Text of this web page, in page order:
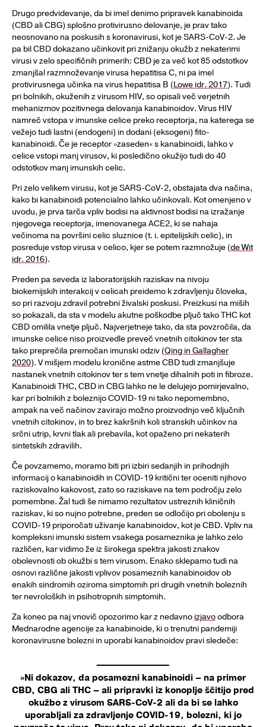
Drugo predvidevanje, da bi imel denimo pripravek kanabinoida
(CBD ali CBG) splošno protivirusno delovanje, je prav tako
neosnovano na poskusih s koronavirusi, kot je SARS-CoV-2. Je
pa bil CBD dokazano učinkovit pri znižanju okužb z nekaterimi
virusi v zelo specifičnih primerih: CBD je za več kot 85 odstotkov
zmanjšal razmnoževanje virusa hepatitisa C, ni pa imel
protivirusnega učinka na virus hepatitisa B (Lowe idr. 2017). Tudi
pri bolnikih, okuženih z virusom HIV, so opisali več verjetnih
mehanizmov pozitivnega delovanja kanabinoidov. Virus HIV
namreč vstopa v imunske celice preko receptorja, na katerega se
vežejo tudi lastni (endogeni) in dodani (eksogeni) fito-
kanabinoidi. Če je receptor »zaseden« s kanabinoidi, lahko v
celice vstopi manj virusov, ki posledično okužijo tudi do 40
odstotkov manj imunskih celic.
Pri zelo velikem virusu, kot je SARS-CoV-2, obstajata dva načina,
kako bi kanabinoidi potencialno lahko učinkovali. Kot omenjeno v
uvodu, je prva tarča vpliv bodisi na aktivnost bodisi na izražanje
njegovega receptorja, imenovanega ACE2, ki se nahaja
večinoma na površini celic sluznice (t. i. epitelijskih celic), in
posreduje vstop virusa v celico, kjer se potem razmnožuje (de Wit
idr. 2016).
Preden pa seveda iz laboratorijskih raziskav na nivoju
biokemijskih interakcij v celicah preidemo k zdravljenju človeka,
so pri razvoju zdravil potrebni živalski poskusi. Preizkusi na miših
so pokazali, da sta v modelu akutne poškodbe pljuč tako THC kot
CBD omilila vnetje pljuč. Najverjetneje tako, da sta povzročila, da
imunske celice niso proizvedle preveč vnetnih citokinov ter sta
tako preprečila premočan imunski odziv (Qing in Gallagher
2020). V mišjem modelu kronične astme CBD tudi zmanjšuje
nastanek vnetnih citokinov ter s tem vnetje dihalnih poti in fibroze.
Kanabinoidi THC, CBD in CBG lahko ne le delujejo pomirjevalno,
kar pri bolnikih z boleznijo COVID-19 ni tako nepomembno,
ampak na več načinov zavirajo možno proizvodnjo več ključnih
vnetnih citokinov, in to brez kakršnih koli stranskih učinkov na
srčni utrip, krvni tlak ali prebavila, kot opaženo pri nekaterih
sintetskih zdravilih.
Če povzamemo, moramo biti pri izbiri sedanjih in prihodnjih
informacij o kanabinoidih in COVID-19 kritični ter oceniti njihovo
raziskovalno kakovost, zato so raziskave na tem področju zelo
pomembne. Žal tudi še nimamo rezultatov ustreznih kliničnih
raziskav, ki so nujno potrebne, preden se odločijo pri obolenju s
COVID-19 priporočati uživanje kanabinoidov, kot je CBD. Vpliv na
kompleksni imunski sistem vsakega posameznika je lahko zelo
različen, kar vidimo že iz širokega spektra jakosti znakov
obolevnosti ob okužbi s tem virusom. Enako sklepamo tudi na
osnovi različne jakosti vplivov posameznih kanabinoidov ob
enakih sindromih oziroma simptomih pri drugih vnetnih boleznih
ter nevroloških in psihotropnih simptomih.
Za konec pa naj vnovič opozorimo kar z nedavno izjavoodbora
Mednarodne agencije za kanabinoide, ki o trenutni pandemiji
koronavirusne bolezni in uporabi kanabinoidov pravi sledeče:
»Ni dokazov, da posamezni kanabinoidi – na primer
CBD, CBG ali THC – ali pripravki iz konoplje ščitijo pred
okužbo z virusom SARS-CoV-2 ali da bi se lahko
uporabljali za zdravljenje COVID-19, bolezni, ki jo